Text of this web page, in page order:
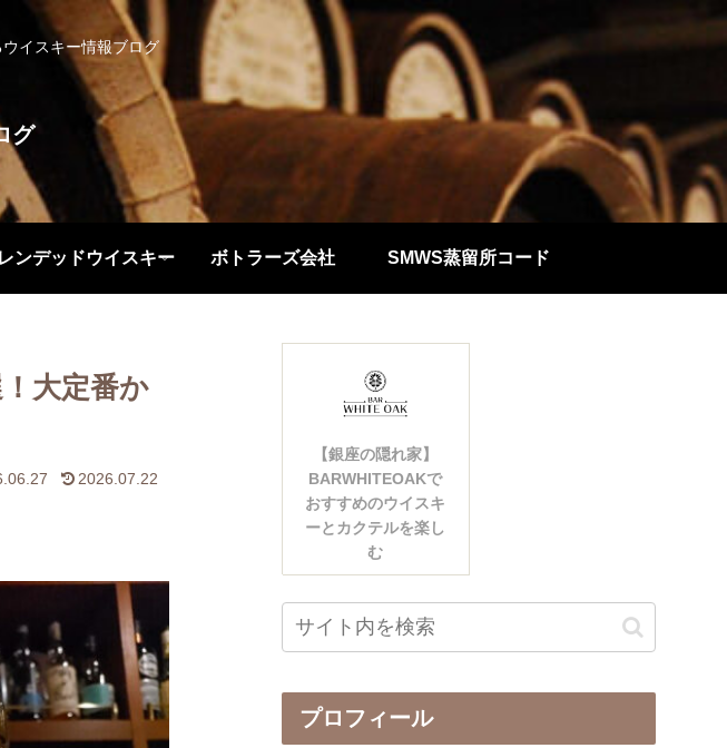
イスキー情報ブログ
グ
ンデッドウイスキー ボトラーズ会社 SMWS蒸留所コード
大定番か
2026.07.22
【銀座の隠れ家】
BARWHITEOAKで
おすすめのウイスキ
ーとカクテルを楽し
む
プロフィール